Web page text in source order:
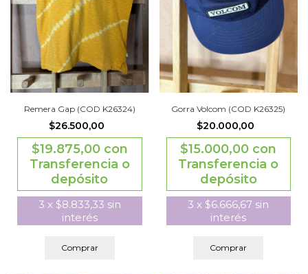
Remera Gap (COD K26324)
$26.500,00
$19.875,00 con
Transferencia o
depósito
3 x $8.833,33 sin
interés
Comprar
Gorra Volcom (COD K26325)
$20.000,00
$15.000,00 con
Transferencia o
depósito
3 x $6.666,67 sin
interés
Comprar